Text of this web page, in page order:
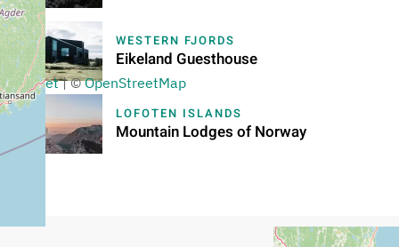
+−
Leaflet |©OpenStreetMap
WESTERN FJORDS
Eikeland Guesthouse
LOFOTEN ISLANDS
Mountain Lodges of Norway